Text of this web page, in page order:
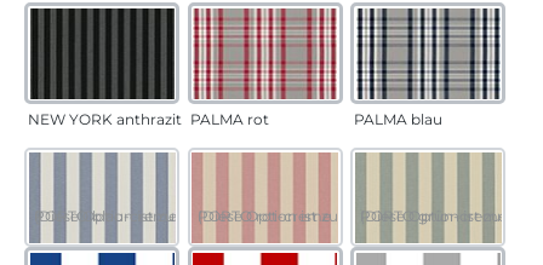
NEW YORK anthrazit PALMA rot PALMA blau
PORTO blau-creme
(Diese Option ist zurzeit nicht verfügbar.)
PORTO rot-creme
(Diese Option ist zurzeit nicht verfügbar.)
PORTO grün-creme
(Diese Option ist zurzeit